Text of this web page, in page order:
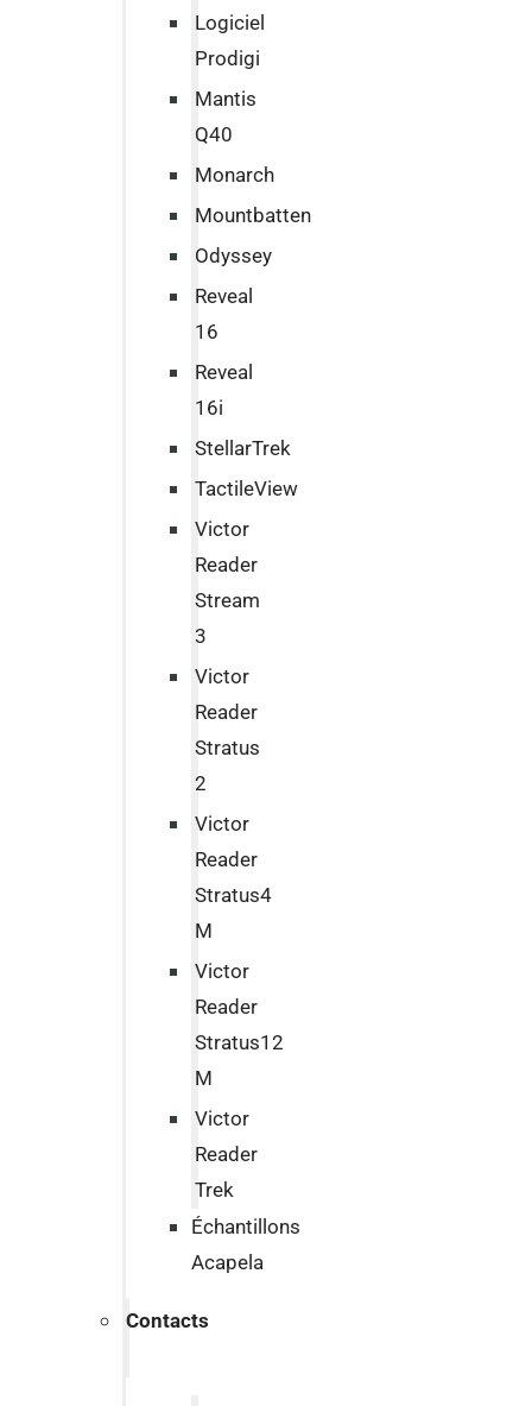
Logiciel
Prodigi
Mantis
Q40
Monarch
Mountbatten
Odyssey
Reveal
16
Reveal
16i
StellarTrek
TactileView
Victor
Reader
Stream
3
Victor
Reader
Stratus
2
Victor
Reader
Stratus4
M
Victor
Reader
Stratus12
M
Victor
Reader
Trek
Échantillons
Acapela
Contacts